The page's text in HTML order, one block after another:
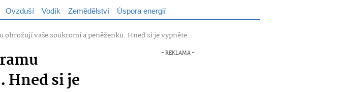
Ovzduší Vodík Zemědělství Úspora energií
vaše soukromí a peněženku. Hned si je vypněte
Hned si je